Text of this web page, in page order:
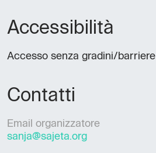
Accessibilità
Accesso senza gradini/barriere
Contatti
Email organizzatore
sanja@sajeta.org